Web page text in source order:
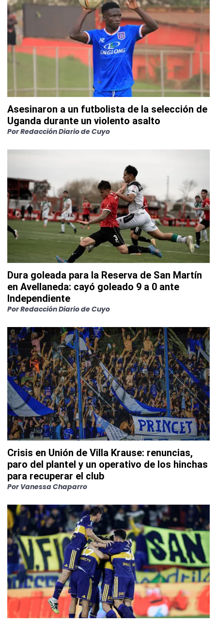
Asesinaron a un futbolista de la selección de
Uganda durante un violento asalto
PorRedacción Diario de Cuyo
Dura goleada para la Reserva de San Martín
en Avellaneda: cayó goleado 9 a 0 ante
Independiente
PorRedacción Diario de Cuyo
Crisis en Unión de Villa Krause: renuncias,
paro del plantel y un operativo de los hinchas
para recuperar el club
Por Vanessa Chaparro